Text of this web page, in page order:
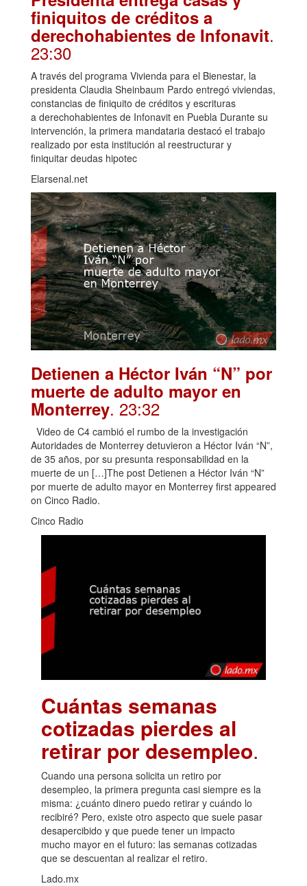
finiquitos de créditos a
derechohabientes de Infonavit.
23:30
A través del programa Vivienda para el Bienestar, la
presidenta Claudia Sheinbaum Pardo entregó viviendas,
constancias de finiquito de créditos y escrituras
a derechohabientes de Infonavit en Puebla Durante su
intervención, la primera mandataria destacó el trabajo
realizado por esta institución al reestructurar y
finiquitar deudas hipotec
Elarsenal.net
Detienen a Héctor Iván “N” por
muerte de adulto mayor en
Monterrey. 23:32
Video de C4 cambió el rumbo de la investigación
Autoridades de Monterrey detuvieron a Héctor Iván “N”,
de 35 años, por su presunta responsabilidad en la
muerte de un […]The post Detienen a Héctor Iván “N”
por muerte de adulto mayor en Monterrey first appeared
on Cinco Radio.
Cinco Radio
Cuántas semanas
cotizadas pierdes al
retirar por desempleo.
Cuando una persona solicita un retiro por
desempleo, la primera pregunta casi siempre es la
misma: ¿cuánto dinero puedo retirar y cuándo lo
recibiré? Pero, existe otro aspecto que suele pasar
desapercibido y que puede tener un impacto
mucho mayor en el futuro: las semanas cotizadas
que se descuentan al realizar el retiro.
Lado.mx